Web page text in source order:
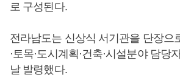
로 구성된다.
전라남도는 신상식 서기관을 단장으
·토목·도시계획·건축·시설분야 담당
날 발령했다.